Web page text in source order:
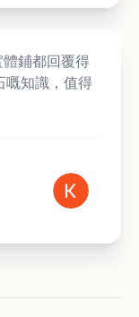
鋪都回覆得
嘅知識，值得